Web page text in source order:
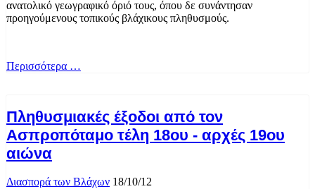
ανατολικό γεωγραφικό όριό τους, όπου δε συνάντησαν
προηγούμενους τοπικούς βλάχικους πληθυσμούς.
Περισσότερα …
Πληθυσμιακές έξοδοι από τον
Ασπροπόταμο τέλη 18ου - αρχές 19ου
αιώνα
Διασπορά των Βλάχων 18/10/12